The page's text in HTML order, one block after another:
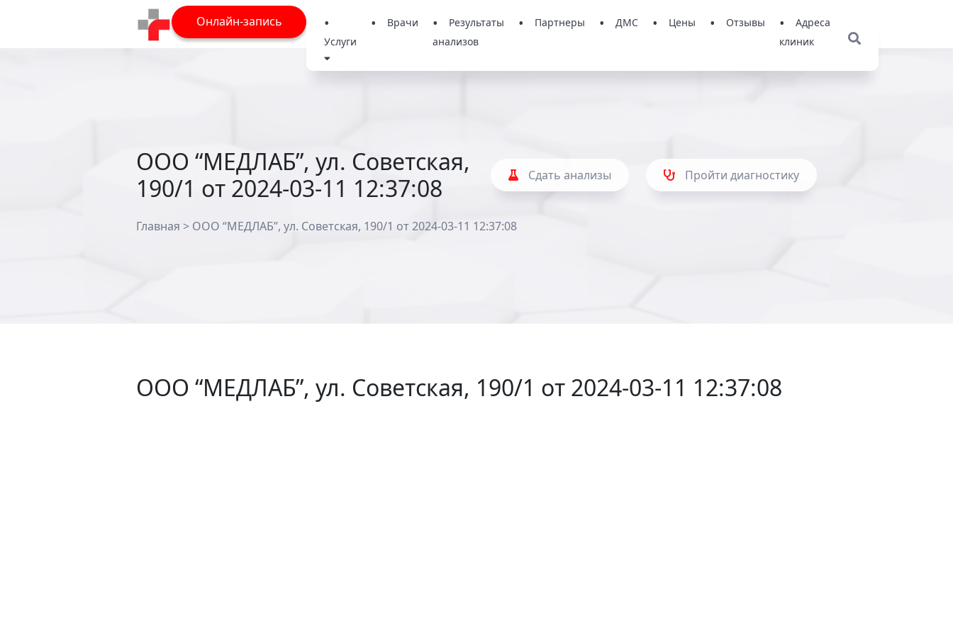
Онлайн-запись
Услуги
Врачи
Результаты
анализов
Партнеры ДМС Цены Отзывы
Адреса
клиник
ООО “МЕДЛАБ”, ул. Советская,
190/1 от 2024-03-11 12:37:08
Сдать анализы Пройти диагностику
Главная > ООО “МЕДЛАБ”, ул. Советская, 190/1 от 2024-03-11 12:37:08
ООО “МЕДЛАБ”, ул. Советская, 190/1 от 2024-03-11 12:37:08